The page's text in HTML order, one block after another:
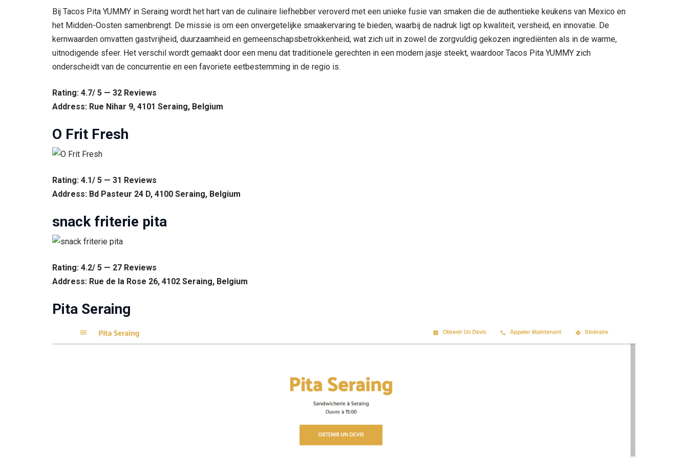
Bij Tacos Pita YUMMY in Seraing wordt het hart van de culinaire liefhebber veroverd met een unieke fusie van smaken die de authentieke keukens van Mexico en
het Midden-Oosten samenbrengt. De missie is om een onvergetelijke smaakervaring te bieden, waarbij de nadruk ligt op kwaliteit, versheid, en innovatie. De
kernwaarden omvatten gastvrijheid, duurzaamheid en gemeenschapsbetrokkenheid, wat zich uit in zowel de zorgvuldig gekozen ingrediënten als in de warme,
uitnodigende sfeer. Het verschil wordt gemaakt door een menu dat traditionele gerechten in een modern jasje steekt, waardoor Tacos Pita YUMMY zich
onderscheidt van de concurrentie en een favoriete eetbestemming in de regio is.
Rating: 4.7/ 5 — 32 Reviews
Address: Rue Nihar 9, 4101 Seraing, Belgium
O Frit Fresh
Rating: 4.1/ 5 — 31 Reviews
Address: Bd Pasteur 24 D, 4100 Seraing, Belgium
snack friterie pita
Rating: 4.2/ 5 — 27 Reviews
Address: Rue de la Rose 26, 4102 Seraing, Belgium
Pita Seraing